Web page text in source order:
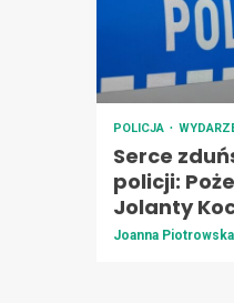
POLICJA
Serce
policji:
Jolanty
Joanna Piotrowska